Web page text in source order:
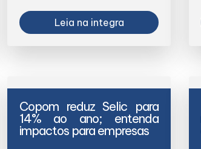
Leia na integra
Copom reduz Selic para
14% ao ano; entenda
impactos para empresas